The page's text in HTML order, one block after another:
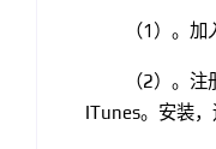
（1）。 加
（2）。 注
ITunes。安装